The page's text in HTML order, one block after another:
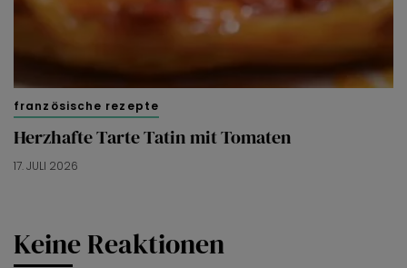
französische rezepte
Herzhafte Tarte Tatin mit Tomaten
17. JULI 2026
Keine Reaktionen